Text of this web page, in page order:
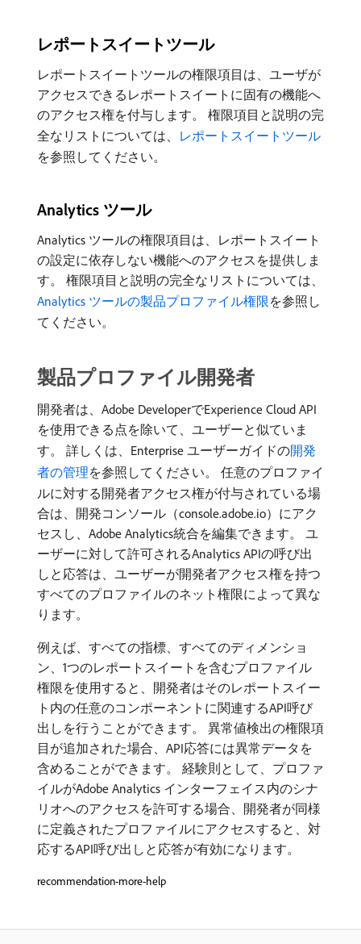
レポートスイートツール
レポートスイートツールの権限項目は、ユーザが
アクセスできるレポートスイートに固有の機能へ
のアクセス権を付与します。 権限項目と説明の完
全なリストについては、 レポートスイートツール
を参照してください。
Analytics ツール
Analytics ツールの権限項目は、レポートスイート
の設定に依存しない機能へのアクセスを提供しま
す。 権限項目と説明の完全なリストについては、
Analytics ツールの製品プロファイル権限を参照し
てください。
製品プロファイル開発者
開発者は、Adobe DeveloperでExperience Cloud API
を使用できる点を除いて、ユーザーと似ていま
す。 詳しくは、Enterprise ユーザーガイドの開発
者の管理を参照してください。 任意のプロファイ
ルに対する開発者アクセス権が付与されている場
合は、開発コンソール（console.adobe.io）にアク
セスし、Adobe Analytics統合を編集できます。 ユ
ーザーに対して許可されるAnalytics APIの呼び出
しと応答は、ユーザーが開発者アクセス権を持つ
すべてのプロファイルのネット権限によって異な
ります。
例えば、すべての指標、すべてのディメンショ
ン、1つのレポートスイートを含むプロファイル
権限を使用すると、開発者はそのレポートスイー
ト内の任意のコンポーネントに関連するAPI呼び
出しを行うことができます。 異常値検出の権限項
目が追加された場合、API応答には異常データを
含めることができます。 経験則として、プロファ
イルがAdobe Analytics インターフェイス内のシナ
リオへのアクセスを許可する場合、開発者が同様
に定義されたプロファイルにアクセスすると、対
応するAPI呼び出しと応答が有効になります。
recommendation-more-help